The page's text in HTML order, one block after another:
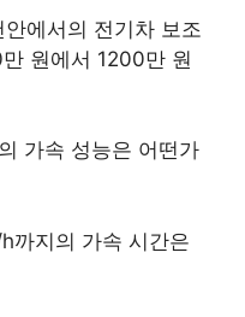
에서의 전기차 보조
원에서 1200만 원
가속 성능은 어떤가
까지의 가속 시간은